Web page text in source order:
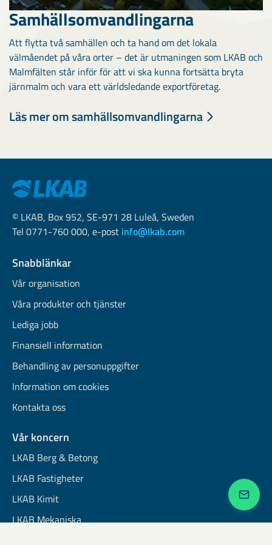
Samhällsomvandlingarna
Att flytta två samhällen och ta hand om det lokala
välmåendet på våra orter – det är utmaningen som LKAB och
Malmfälten står inför för att vi ska kunna fortsätta bryta
järnmalm och vara ett världsledande exportföretag.
Läs mer om samhällsomvandlingarna
© LKAB, Box 952, SE-971 28 Luleå, Sweden
Tel 0771-760 000, e-post info@lkab.com
Snabblänkar
Vår organisation
Våra produkter och tjänster
Lediga jobb
Finansiell information
Behandling av personuppgifter
Information om cookies
Kontakta oss
Vår koncern
LKAB Berg & Betong
LKAB Fastigheter
LKAB Kimit
LKAB Mekaniska